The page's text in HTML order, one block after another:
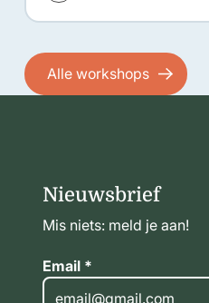
Alle workshops
Alle workshops
Nieuwsbrief
Mis niets: meld je aan!
Email *